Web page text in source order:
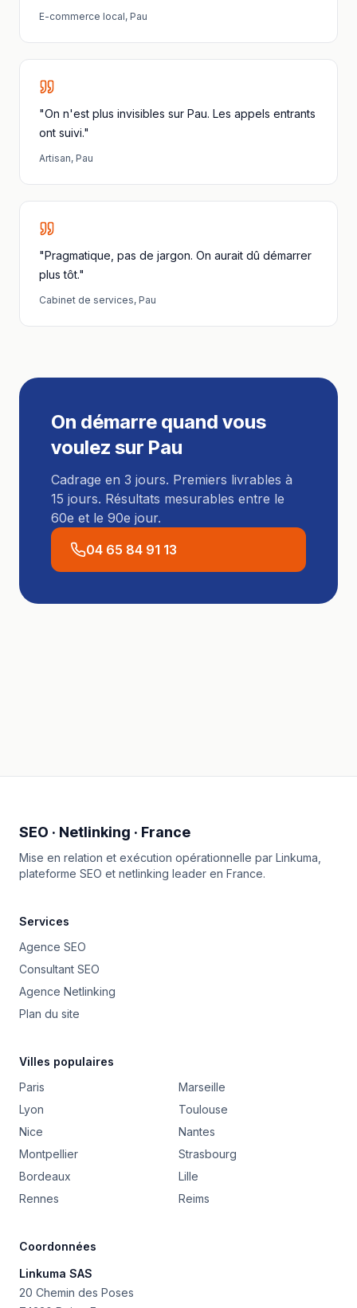
E-commerce local, Pau
"On n'est plus invisibles sur Pau. Les appels entrants
ont suivi."
Artisan, Pau
"Pragmatique, pas de jargon. On aurait dû démarrer
plus tôt."
Cabinet de services, Pau
On démarre quand vous
voulez sur Pau
Cadrage en 3 jours. Premiers livrables à
15 jours. Résultats mesurables entre le
60e et le 90e jour.
04 65 84 91 13
SEO · Netlinking · France
Mise en relation et exécution opérationnelle par Linkuma
plateforme SEO et netlinking leader en France.
Services
Agence SEO
Consultant SEO
Agence Netlinking
Plan du site
Villes populaires
Paris
Marseille
Lyon
Toulouse
Nice
Nantes
Montpellier
Strasbourg
Bordeaux
Lille
Rennes
Reims
Coordonnées
Linkuma SAS
20 Chemin des Poses